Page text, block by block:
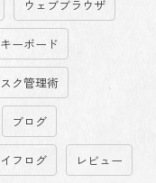
ウェブブラウザ
キーボード
ク管理術
ブログ
フログ レビュー